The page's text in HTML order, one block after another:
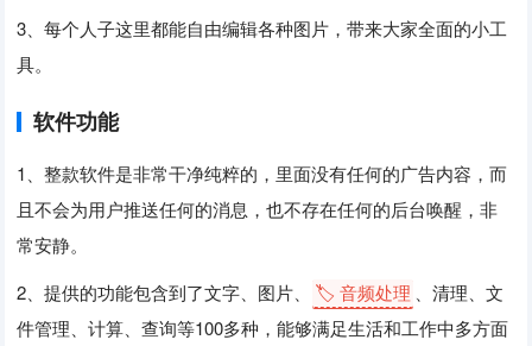
3、每个人子这里都能自由编辑各种图片，带来大家全面的小工
具。
软件功能
1、整款软件是非常干净纯粹的，里面没有任何的广告内容，而
且不会为用户推送任何的消息，也不存在任何的后台唤醒，非
常安静。
2、提供的功能包含到了文字、图片、
🏷️ 音频处理
、清理、文
件管理、计算、查询等100多种，能够满足生活和工作中多方面